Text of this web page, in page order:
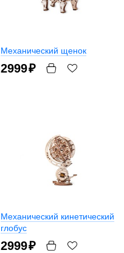
Механический щенок
2999₽
Механический кинетический
глобус
2999₽